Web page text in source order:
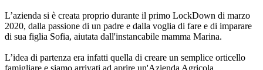
L’azienda si è creata proprio durante il primo LockDown di marzo
2020, dalla passione di un padre e dalla voglia di fare e di imparare
di sua figlia Sofia, aiutata dall'instancabile mamma Marina.
L’idea di partenza era infatti quella di creare un semplice orticello
famigliare e siamo arrivati ad aprire un'Azienda Agricola